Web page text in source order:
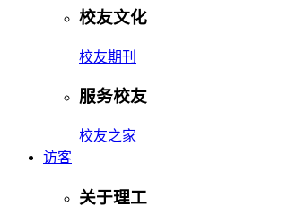
校友文化
校友期刊
服务校友
校友之家
访客
关于理工